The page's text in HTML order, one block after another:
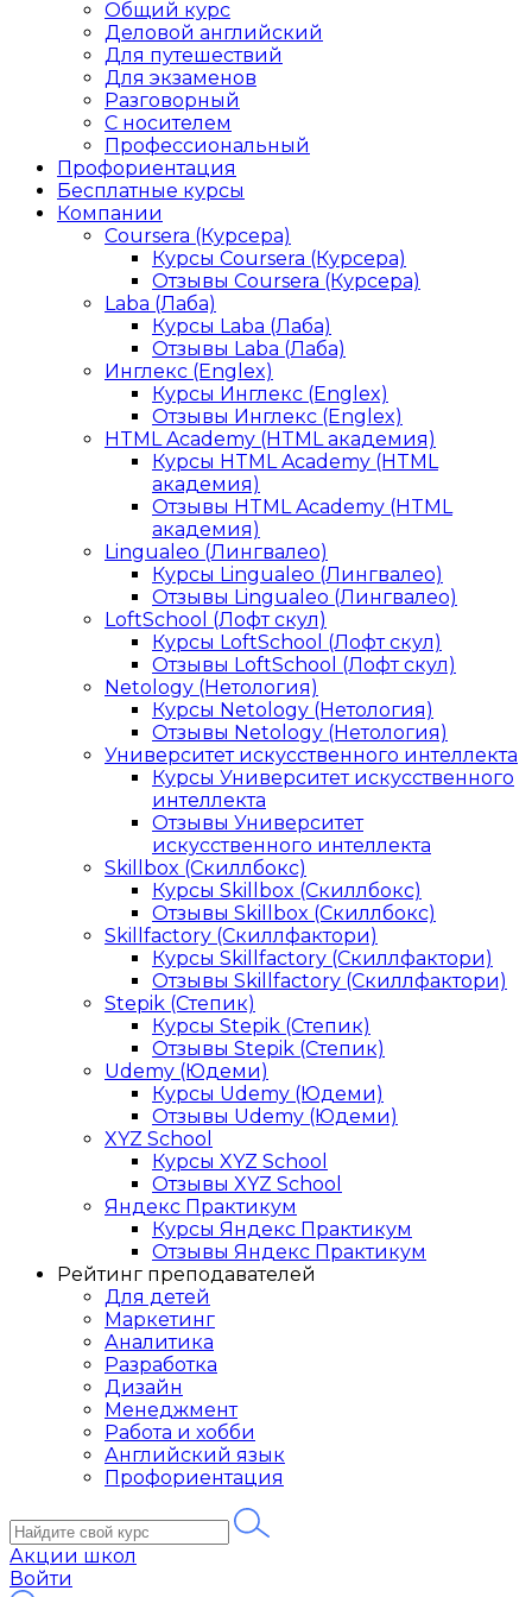
Общий курс
Деловой английский
Для путешествий
Для экзаменов
Разговорный
С носителем
Профессиональный
Профориентация
Бесплатные курсы
Компании
Coursera (Курсера)
Курсы Coursera (Курсера)
Отзывы Coursera (Курсера)
Laba (Лаба)
Курсы Laba (Лаба)
Отзывы Laba (Лаба)
Инглекс (Englex)
Курсы Инглекс (Englex)
Отзывы Инглекс (Englex)
HTML Academy (HTML академия)
Курсы HTML Academy (HTML
академия)
Отзывы HTML Academy (HTML
академия)
Lingualeo (Лингвалео)
Курсы Lingualeo (Лингвалео)
Отзывы Lingualeo (Лингвалео)
LoftSchool (Лофт скул)
Курсы LoftSchool (Лофт скул)
Отзывы LoftSchool (Лофт скул)
Netology (Нетология)
Курсы Netology (Нетология)
Отзывы Netology (Нетология)
Университет искусственного интеллекта
Курсы Университет искусственного
интеллекта
Отзывы Университет
искусственного интеллекта
Skillbox (Скиллбокс)
Курсы Skillbox (Скиллбокс)
Отзывы Skillbox (Скиллбокс)
Skillfactory (Скиллфактори)
Курсы Skillfactory (Скиллфактори)
Отзывы Skillfactory (Скиллфактори)
Stepik (Степик)
Курсы Stepik (Степик)
Отзывы Stepik (Степик)
Udemy (Юдеми)
Курсы Udemy (Юдеми)
Отзывы Udemy (Юдеми)
XYZ School
Курсы XYZ School
Отзывы XYZ School
Яндекс Практикум
Курсы Яндекс Практикум
Отзывы Яндекс Практикум
Рейтинг преподавателей
Для детей
Маркетинг
Аналитика
Разработка
Дизайн
Менеджмент
Работа и хобби
Английский язык
Профориентация
Акции школ
Войти